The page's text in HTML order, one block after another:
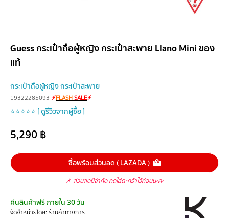
Guess กระเป๋าถือผู้หญิง กระเป๋าสะพาย Llano Mini ของ
แท้
กระเป๋าถือผู้หญิง กระเป๋าสะพาย
19322285093 ⚡FLASHSALE⚡
⭐⭐⭐⭐⭐ [ ดูรีวิวจากผู้ซื้อ ]
5,290฿
ซื้อพร้อมส่วนลด ( LAZADA )
📌 ส่วนลดมีจำกัด กดใส่ตะกร้าไว้ก่อนนะคะ
คืนสินค้าฟรี ภายใน 30 วัน
จัดจำหน่ายโดย: ร้านค้าทางการ